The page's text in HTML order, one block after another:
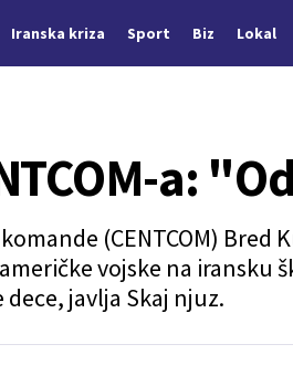
Iranska kriza Sport Biz Lokal
a:
(CENTCOM) Bred
vojske na iransku
javlja Skaj njuz.